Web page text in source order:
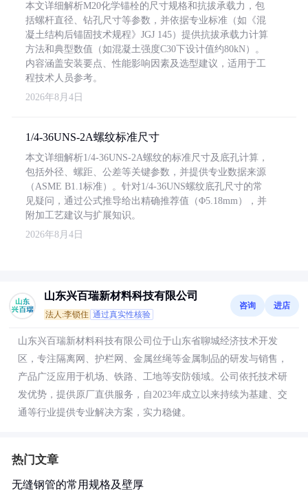
本文详细解析M20化学锚栓的尺寸规格和抗拔承载力，包
括螺杆直径、钻孔尺寸等参数，并依据专业标准（如《混
凝土结构后锚固技术规程》JGJ 145）提供抗拔承载力计算
方法和典型数值（如混凝土强度C30下设计值约80kN）。
内容涵盖安装要点、性能影响因素及选型建议，适用于工
程技术人员参考。
2026年8月4日
1/4-36UNS-2A螺纹标准尺寸
本文详细解析1/4-36UNS-2A螺纹的标准尺寸及底孔计算，
包括外径、螺距、公差等关键参数，并提供专业数据来源
（ASME B1.1标准）。针对1/4-36UNS螺纹底孔尺寸的常
见疑问，通过公式推导给出精确推荐值（Φ5.18mm），并
附加工艺建议与扩展知识。
2026年8月4日
山东兴百瑞新材料科技有限公司
法人:李锁住 通过真实性核验
咨询 进店
山东兴百瑞新材料科技有限公司位于山东省聊城经济技术开发
区，专注隔离网、护栏网、金属丝绳等金属制品的研发与销售，
产品广泛应用于机场、铁路、工地等安防领域。公司依托技术研
发优势，提供原厂直供服务，自2023年成立以来持续为基建、交
通等行业提供专业解决方案，实力稳健。
热门文章
无缝钢管的常用规格及壁厚